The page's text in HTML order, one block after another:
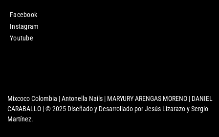
Facebook
Instagram
Youtube
Mixcoco Colombia | Antonella Nails | MARYURY ARENGAS MORENO | DANIEL
CARABALLO | © 2025 Diseñado y Desarrollado por Jesús Lizarazo y Sergio
Martínez.